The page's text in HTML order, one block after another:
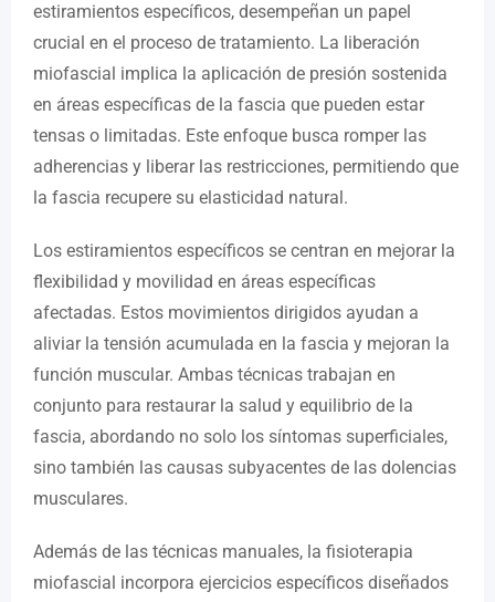
estiramientos específicos, desempeñan un papel
crucial en el proceso de tratamiento. La liberación
miofascial implica la aplicación de presión sostenida
en áreas específicas de la fascia que pueden estar
tensas o limitadas. Este enfoque busca romper las
adherencias y liberar las restricciones, permitiendo que
la fascia recupere su elasticidad natural.
Los estiramientos específicos se centran en mejorar la
flexibilidad y movilidad en áreas específicas
afectadas. Estos movimientos dirigidos ayudan a
aliviar la tensión acumulada en la fascia y mejoran la
función muscular. Ambas técnicas trabajan en
conjunto para restaurar la salud y equilibrio de la
fascia, abordando no solo los síntomas superficiales,
sino también las causas subyacentes de las dolencias
musculares.
Además de las técnicas manuales, la fisioterapia
miofascial incorpora ejercicios específicos diseñados